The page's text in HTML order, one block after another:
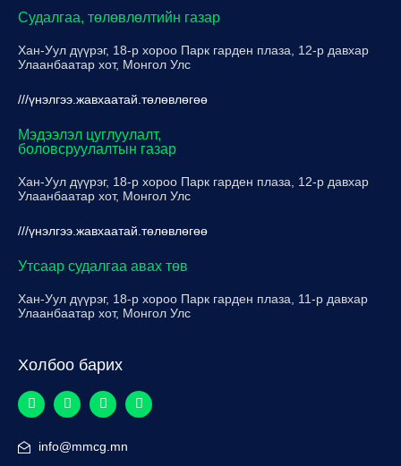
Судалгаа, төлөвлөлтийн газар
Хан-Уул дүүрэг, 18-р хороо Парк гарден плаза, 12-р давхар
Улаанбаатар хот, Монгол Улс
///үнэлгээ.жавхаатай.төлөвлөгөө
Мэдээлэл цуглуулалт,
боловсруулалтын газар
Хан-Уул дүүрэг, 18-р хороо Парк гарден плаза, 12-р давхар
Улаанбаатар хот, Монгол Улс
///үнэлгээ.жавхаатай.төлөвлөгөө
Утсаар судалгаа авах төв
Хан-Уул дүүрэг, 18-р хороо Парк гарден плаза, 11-р давхар
Улаанбаатар хот, Монгол Улс
Холбоо барих
info@mmcg.mn